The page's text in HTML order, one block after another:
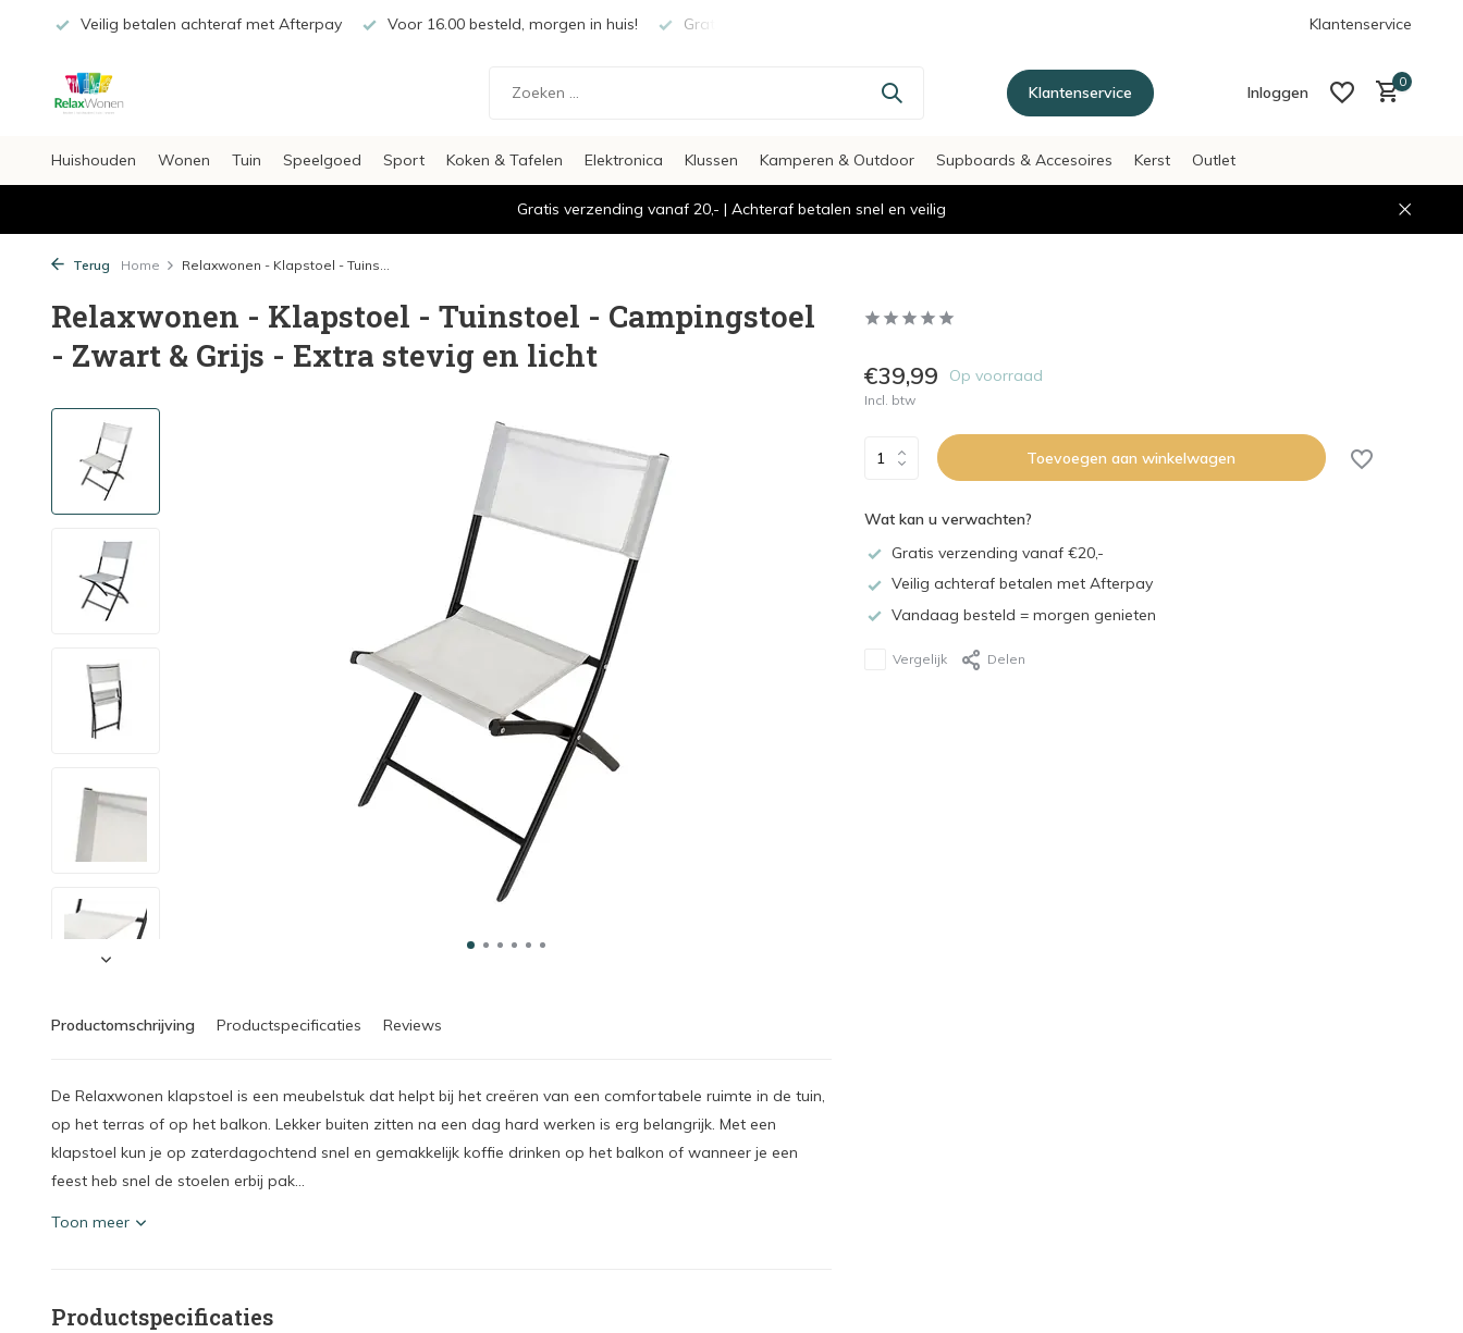
Veilig betalen achteraf met Afterpay Voor 16.00 besteld, morgen in huis! Gratis verzending vanaf €20,- Klantenservice
Klantenservice Inloggen
0
Huishouden Wonen Tuin Speelgoed Sport Koken & Tafelen Elektronica Klussen Kamperen & Outdoor Supboards & Accesoires Kerst Outlet
Gratis verzending vanaf 20,- | Achteraf betalen snel en veilig
Terug Home Relaxwonen - Klapstoel - Tuins...
Relaxwonen - Klapstoel - Tuinstoel - Campingstoel
- Zwart & Grijs - Extra stevig en licht
Productomschrijving Productspecificaties Reviews
De Relaxwonen klapstoel is een meubelstuk dat helpt bij het creëren van een comfortabele ruimte in de tuin,
op het terras of op het balkon. Lekker buiten zitten na een dag hard werken is erg belangrijk. Met een
klapstoel kun je op zaterdagochtend snel en gemakkelijk koffie drinken op het balkon of wanneer je een
feest heb snel de stoelen erbij pak...
Toon meer
Productspecificaties
€39,99 Op voorraad
Incl. btw
Toevoegen aan winkelwagen
Wat kan u verwachten?
Gratis verzending vanaf €20,-
Veilig achteraf betalen met Afterpay
Vandaag besteld = morgen genieten
Vergelijk Delen